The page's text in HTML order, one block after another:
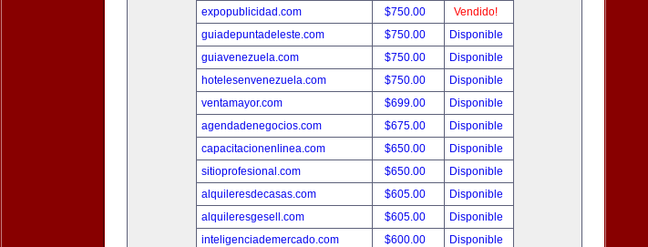
expopublicidad.com
$750.00
Vendido!
guiadepuntadeleste.com
$750.00
Disponible
guiavenezuela.com
$750.00
Disponible
hotelesenvenezuela.com
$750.00
Disponible
ventamayor.com
$699.00
Disponible
agendadenegocios.com
$675.00
Disponible
capacitacionenlinea.com
$650.00
Disponible
sitioprofesional.com
$650.00
Disponible
alquileresdecasas.com
$605.00
Disponible
alquileresgesell.com
$605.00
Disponible
inteligenciademercado.com
$600.00
Disponible